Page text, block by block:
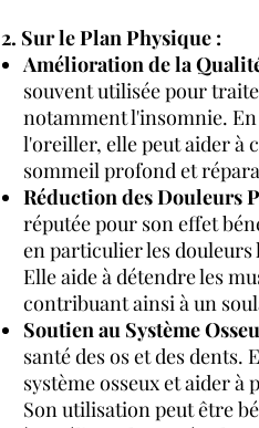
2. Sur le Plan Physique :
Amélioration de la
souvent utilisée pour
notamment l'insomnie.
l'oreiller, elle peut aider à
sommeil profond et
Réduction des Douleurs
réputée pour son effet
en particulier les douleurs
Elle aide à détendre les
contribuant ainsi à un
Soutien au Système
santé des os et des dents.
système osseux et aider
Son utilisation peut être